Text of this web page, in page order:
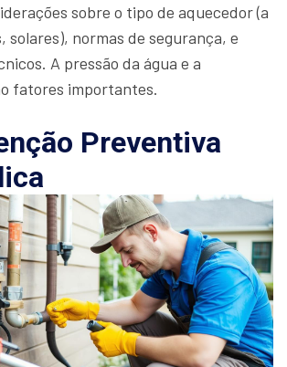
sobre o tipo de aquecedor (a
solares), normas de segurança, e
A pressão da água e a
fatores importantes.
Preventiva